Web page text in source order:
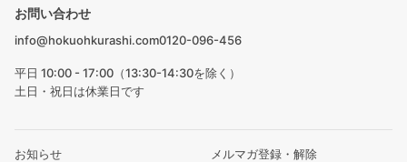
お問い合わせ
info@hokuohkurashi.com0120-096-456
平日 10:00 - 17:00（13:30-14:30を除く）
土日・祝日は休業日です
お知らせ メルマガ登録・解除